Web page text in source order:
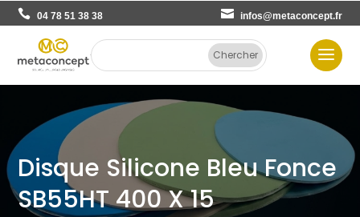
04 78 51 38 38 infos@metaconcept.fr
Disque Silicone Bleu Fonce
SB55HT 400 X 15